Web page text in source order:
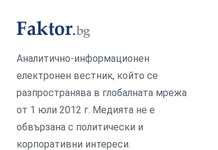
Аналитично-информационен
електронен вестник, който се
разпространява в глобалната мрежа
от 1 юли 2012 г. Медията не е
обвързана с политически и
корпоративни интереси.